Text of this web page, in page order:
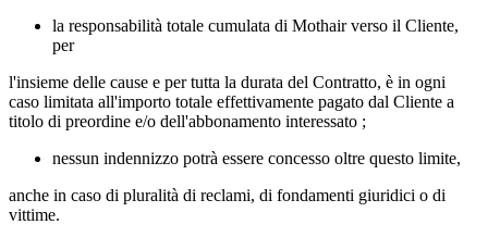
la responsabilità totale cumulata di Mothair verso il Cliente,
per
l'insieme delle cause e per tutta la durata del Contratto, è in ogni
caso limitata all'importo totale effettivamente pagato dal Cliente a
titolo di preordine e/o dell'abbonamento interessato ;
nessun indennizzo potrà essere concesso oltre questo limite,
anche in caso di pluralità di reclami, di fondamenti giuridici o di
vittime.